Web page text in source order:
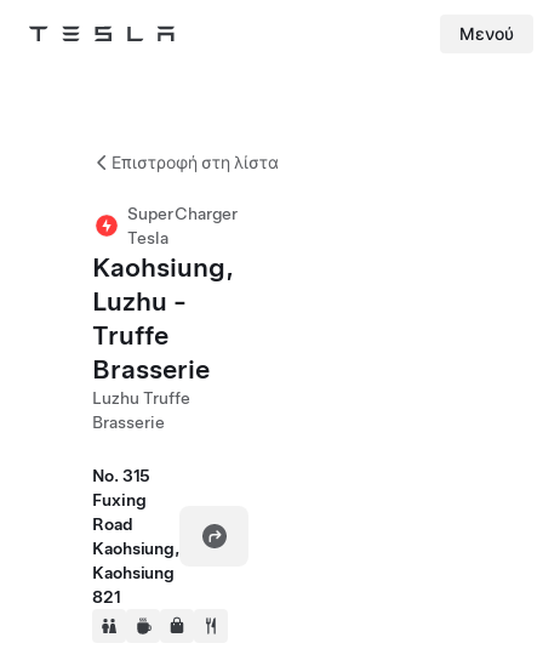
Tesla Μενού
Επιστροφή στη λίστα
SuperCharger
Tesla
Kaohsiung,
Luzhu -
Truffe
Brasserie
Luzhu Truffe
Brasserie
No. 315
Fuxing
Road
Kaohsiung,
Kaohsiung
821